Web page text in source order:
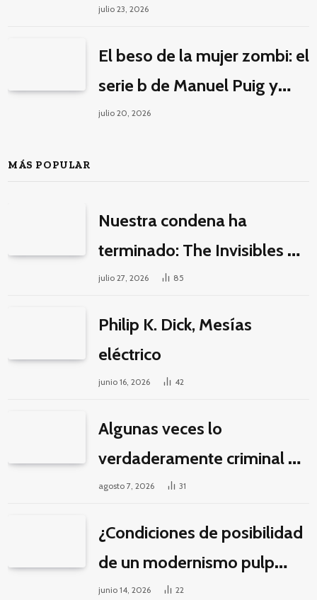
éticos para una fantasía
julio 23, 2026
El beso de la mujer zombi: el
serie b de Manuel Puig y
Jacques Tourneur
julio 20, 2026
MÁS POPULAR
Nuestra condena ha
terminado: The Invisibles y
la guerra por la imaginación
julio 27, 2026 85
Philip K. Dick, Mesías
eléctrico
junio 16, 2026 42
Algunas veces lo
verdaderamente criminal es
pasar horas y horas viendo
agosto 7, 2026 31
¿Condiciones de posibilidad
de un modernismo pulp
latinoamericano?
junio 14, 2026 22